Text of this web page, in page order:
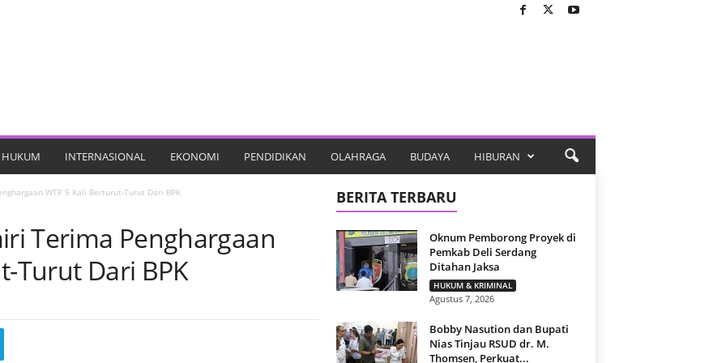
HUKUM INTERNASIONAL EKONOMI PENDIDIKAN OLAHRAGA BUDAYA HIBURAN
WTP 5 Kali Berturut-Turut Dari BPK
Terima Penghargaan
Turut Dari BPK
BERITA TERBARU
Oknum Pemborong Proyek di
Pemkab Deli Serdang
Ditahan Jaksa
HUKUM & KRIMINAL
Agustus 7, 2026
Bobby Nasution dan Bupati
Nias Tinjau RSUD dr. M.
Thomsen, Perkuat...